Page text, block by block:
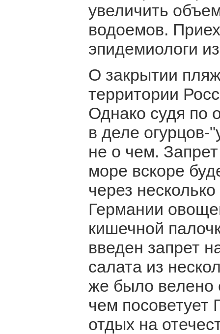
увеличить
водоемов.
эпидемиологи
О закрытии
территории
Однако судя по
в деле огурцов-
не о чем.
море вскоре
через
Германии
кишечной
введен запрет
салата из
же было велено
чем
отдых на